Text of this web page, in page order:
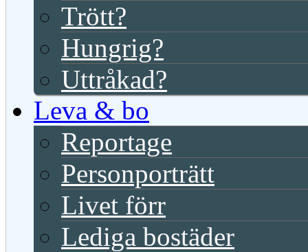
Trött?
Hungrig?
Uttråkad?
Leva & bo
Reportage
Personporträtt
Livet förr
Lediga bostäder